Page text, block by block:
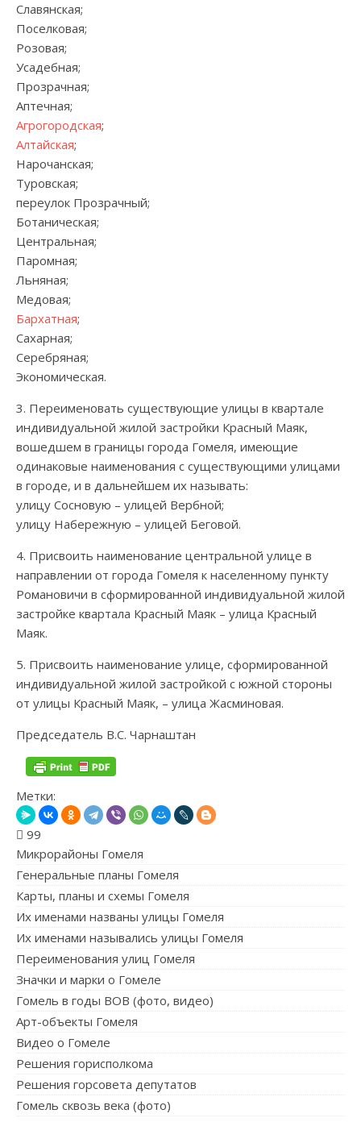
Славянская;
Поселковая;
Розовая;
Усадебная;
Прозрачная;
Аптечная;
Агрогородская;
Алтайская;
Нарочанская;
Туровская;
переулок Прозрачный;
Ботаническая;
Центральная;
Паромная;
Льняная;
Медовая;
Бархатная;
Сахарная;
Серебряная;
Экономическая.
3. Переименовать существующие улицы в квартале
индивидуальной жилой застройки Красный Маяк,
вошедшем в границы города Гомеля, имеющие
одинаковые наименования с существующими улицами
в городе, и в дальнейшем их называть:
улицу Сосновую – улицей Вербной;
улицу Набережную – улицей Беговой.
4. Присвоить наименование центральной улице в
направлении от города Гомеля к населенному пункту
Романовичи в сформированной индивидуальной жилой
застройке квартала Красный Маяк – улица Красный
Маяк.
5. Присвоить наименование улице, сформированной
индивидуальной жилой застройкой с южной стороны
от улицы Красный Маяк, – улица Жасминовая.
Председатель В.С. Чарнаштан
Метки:
99
Микрорайоны Гомеля
Генеральные планы Гомеля
Карты, планы и схемы Гомеля
Их именами названы улицы Гомеля
Их именами назывались улицы Гомеля
Переименования улиц Гомеля
Значки и марки о Гомеле
Гомель в годы ВОВ (фото, видео)
Арт-объекты Гомеля
Видео о Гомеле
Решения горисполкома
Решения горсовета депутатов
Гомель сквозь века (фото)